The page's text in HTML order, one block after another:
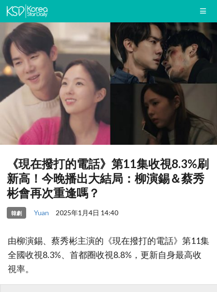
《現在撥打的電話》第11集收視8.3%刷
新高！今晚播出大結局：柳演錫＆蔡秀
彬會再次重逢嗎？
韓劇 Yuan 2025年1月4日 14:40
由柳演錫、蔡秀彬主演的《現在撥打的電話》第11集
全國收視8.3%、首都圈收視8.8%，更新自身最高收
視率。